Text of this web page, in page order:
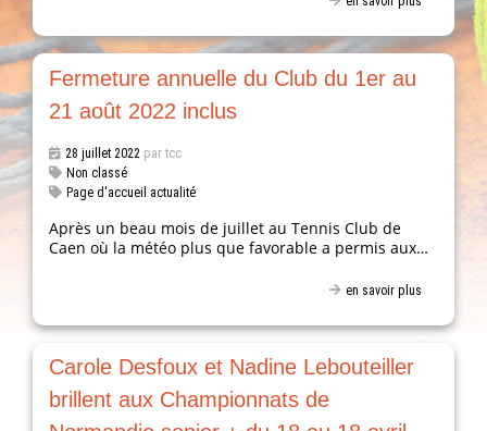
Fermeture annuelle du Club du 1er au
21 août 2022 inclus
28 juillet 2022 par tcc
Non classé
Page d'accueil actualité
Après un beau mois de juillet au Tennis Club de
Caen où la météo plus que favorable a permis aux…
en savoir plus
Carole Desfoux et Nadine Lebouteiller
brillent aux Championnats de